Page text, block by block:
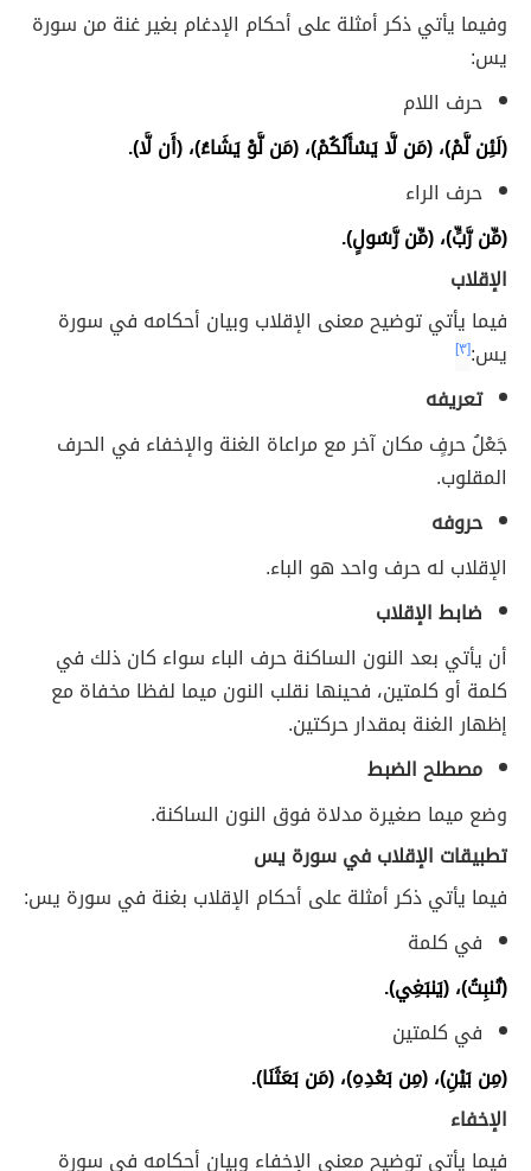
وفيما يأتي ذكر أمثلة على أحكام الإدغام بغير غنة من سورة
يس:
حرف اللام
(لَئِن لَّمْ)، (مَن لَّا يَسْأَلُكُمْ)، (مَن لَّوْ يَشَاءُ)، (أَن لَّا).
حرف الراء
(مِّن رَّبٍّ)، (مِّن رَّسُولٍ).
الإقلاب
فيما يأتي توضيح معنى الإقلاب وبيان أحكامه في سورة
يس:[٣]
تعريفه
جَعْلُ حرفٍ مكان آخر مع مراعاة الغنة والإخفاء في الحرف
المقلوب.
حروفه
الإقلاب له حرف واحد هو الباء.
ضابط الإقلاب
أن يأتي بعد النون الساكنة حرف الباء سواء كان ذلك في
كلمة أو كلمتين، فحينها نقلب النون ميما لفظا مخفاة مع
إظهار الغنة بمقدار حركتين.
مصطلح الضبط
وضع ميما صغيرة مدلاة فوق النون الساكنة.
تطبيقات الإقلاب في سورة يس
فيما يأتي ذكر أمثلة على أحكام الإقلاب بغنة في سورة يس:
في كلمة
(تُنبِتُ)، (يَنبَغِي).
في كلمتين
(مِن بَيْنِ)، (مِن بَعْدِهِ)، (مَن بَعَثَنَا).
الإخفاء
فيما يأتي توضيح معنى الإخفاء وبيان أحكامه في سورة